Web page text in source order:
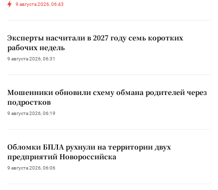
9 августа 2026, 06:43
Эксперты насчитали в 2027 году семь коротких
рабочих недель
9 августа 2026, 06:31
Мошенники обновили схему обмана родителей через
подростков
9 августа 2026, 06:19
Обломки БПЛА рухнули на территории двух
предприятий Новороссийска
9 августа 2026, 06:06